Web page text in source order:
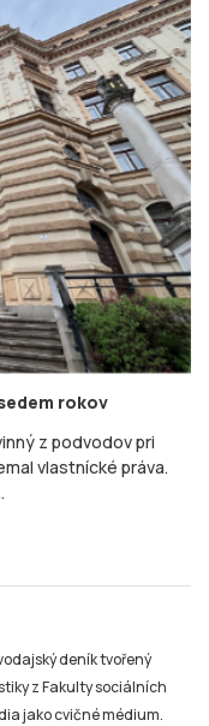
rokov
z podvodov pri
vlastnícké práva.
deník tvořený
z Fakulty sociálních
jako cvičné médium.